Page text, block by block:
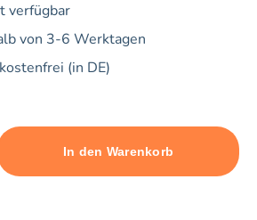
verfügbar
von 3-6 Werktagen
(in DE)
Maximum quantity: 10
In den Warenkorb